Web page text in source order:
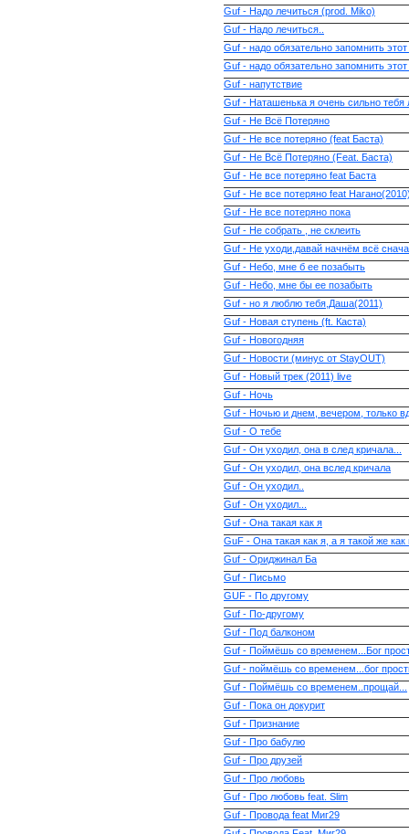
Guf - Надо лечиться (prod. Miko)
Guf - Надо лечиться..
Guf - надо обязательно запомнить
Guf - надо обязательно запомнить
Guf - напутствие
Guf - Наташенька я очень сильно
Guf - Не Всё Потеряно
Guf - Не все потеряно (feat Баста)
Guf - Не Всё Потеряно (Feat. Баста)
Guf - Не все потеряно feat Баста
Guf - Не все потеряно feat
Guf - Не все потеряно пока
Guf - Не собрать , не склеить
Guf - Не уходи,давай начнём всё
Guf - Небо, мне б ее позабыть
Guf - Небо, мне бы ее позабыть
Guf - но я люблю тебя,Даша(2011)
Guf - Новая ступень (ft. Каста)
Guf - Новогодняя
Guf - Новости (минус от StayOUT)
Guf - Новый трек (2011) live
Guf - Ночь
Guf - Ночью и днем, вечером, только
Guf - О тебе
Guf - Он уходил, она в след кричала...
Guf - Он уходил, она вслед кричала
Guf - Он уходил..
Guf - Он уходил...
Guf - Она такая как я
GuF - Она такая как я, а я такой же как
Guf - Ориджинал Ба
Guf - Письмо
GUF - По другому
Guf - По-другому
Guf - Под балконом
Guf - Поймёшь со временем...Бог
Guf - поймёшь со временем...бог
Guf - Поймёшь со временем..прощай...
Guf - Пока он докурит
Guf - Признание
Guf - Про бабулю
Guf - Про друзей
Guf - Про любовь
Guf - Про любовь feat. Slim
Guf - Провода feat Миг29